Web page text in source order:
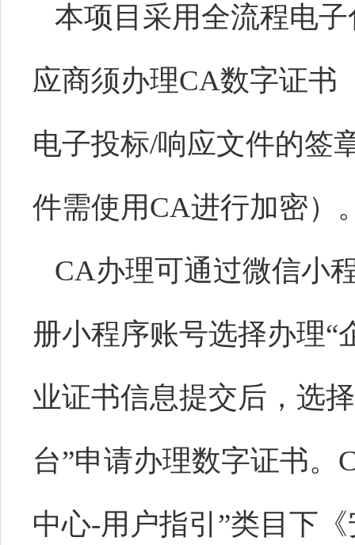
本项目采用全流程电
应商须办理CA数字证书
电子投标/响应文件的签
件需使用CA进行加密）
CA办理可通过微信小
册小程序账号选择办理“
业证书信息提交后，选
台”申请办理数字证书。
中心-用户指引”类目下